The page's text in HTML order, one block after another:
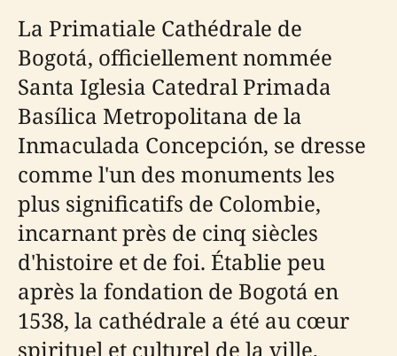
La Primatiale Cathédrale de
Bogotá, officiellement nommée
Santa Iglesia Catedral Primada
Basílica Metropolitana de la
Inmaculada Concepción, se dresse
comme l'un des monuments les
plus significatifs de Colombie,
incarnant près de cinq siècles
d'histoire et de foi. Établie peu
après la fondation de Bogotá en
1538, la cathédrale a été au cœur
spirituel et culturel de la ville,